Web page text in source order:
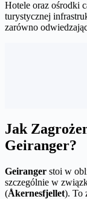
Hotele oraz ośrodki
turystycznej
zarówno
Jak
Geiranger?
Geiranger stoi w
szczególnie w
(Åkernesfjellet). To